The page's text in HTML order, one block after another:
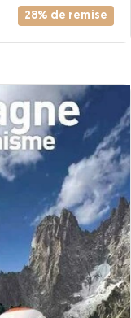
28% de remise